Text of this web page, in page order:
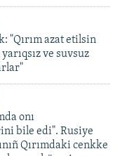
"Qırım azat etilsin
ve suvsuz
onı
bile edi". Rusiye
Qırımdaki cenkke